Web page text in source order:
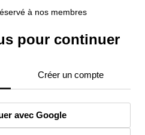
à nos membres
pour continuer
Créer un compte
avec Google